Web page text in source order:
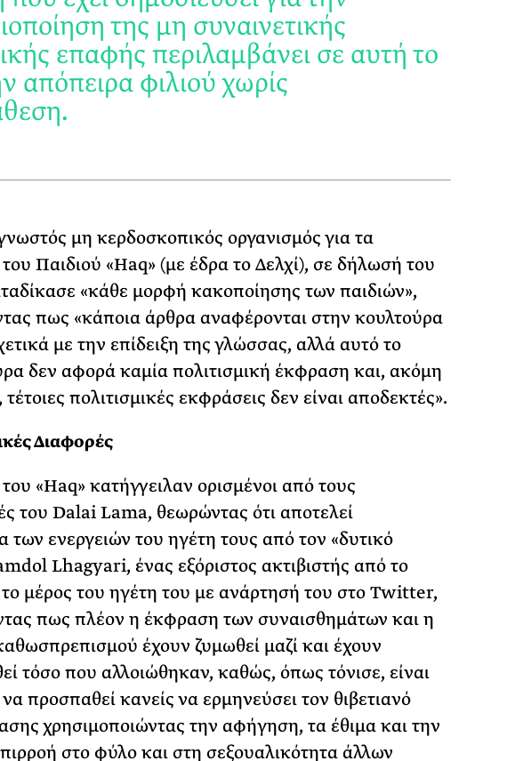
της μη συναινετικής
επαφής περιλαμβάνει σε αυτή το
απόπειρα φιλιού χωρίς
μη κερδοσκοπικός οργανισμός για τα
Παιδιού «Haq» (με έδρα το Δελχί), σε δήλωσή του
«κάθε μορφή κακοποίησης των παιδιών»,
πως «κάποια άρθρα αναφέρονται στην κουλτούρα
με την επίδειξη της γλώσσας, αλλά αυτό το
δεν αφορά καμία πολιτισμική έκφραση και, ακόμη
τέτοιες πολιτισμικές εκφράσεις δεν είναι αποδεκτές».
Διαφορές
«Haq» κατήγγειλαν ορισμένοι από τους
του Dalai Lama, θεωρώντας ότι αποτελεί
των ενεργειών του ηγέτη τους από τον «δυτικό
Lhagyari, ένας εξόριστος ακτιβιστής από το
μέρος του ηγέτη του με ανάρτησή του στο Twitter,
πως πλέον η έκφραση των συναισθημάτων και η
έχουν ζυμωθεί μαζί και έχουν
τόσο που αλλοιώθηκαν, καθώς, όπως τόνισε, είναι
προσπαθεί κανείς να ερμηνεύσει τον θιβετιανό
χρησιμοποιώντας την αφήγηση, τα έθιμα και την
στο φύλο και στη σεξουαλικότητα άλλων